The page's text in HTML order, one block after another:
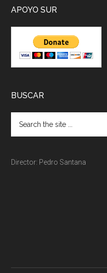
APOYO SUR
BUSCAR
Director: Pedro Santana